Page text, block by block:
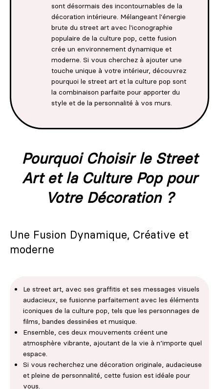
sont désormais des incontournables de la
décoration intérieure. Mélangeant l'énergie
brute du street art avec l'iconographie
populaire de la culture pop, cette fusion
crée un environnement dynamique et
moderne. Si vous cherchez à ajouter une
touche unique à votre intérieur, découvrez
pourquoi le street art et la culture pop sont
la combinaison parfaite pour apporter du
style et de la personnalité à vos murs.
Pourquoi Choisir le Street
Art et la Culture Pop pour
Votre Décoration ?
Une Fusion Dynamique, Créative et
moderne
Le street art, avec ses graffitis et ses messages visuels
audacieux, se fusionne parfaitement avec les éléments
iconiques de la culture pop, tels que les personnages de
films, bandes dessinées et musique.
Ensemble, ces deux mouvements créent une
atmosphère vibrante, ajoutant de la vie à n’importe quel
espace.
Si vous recherchez une décoration originale, audacieuse
et pleine de personnalité, cette fusion est idéale pour
vous.